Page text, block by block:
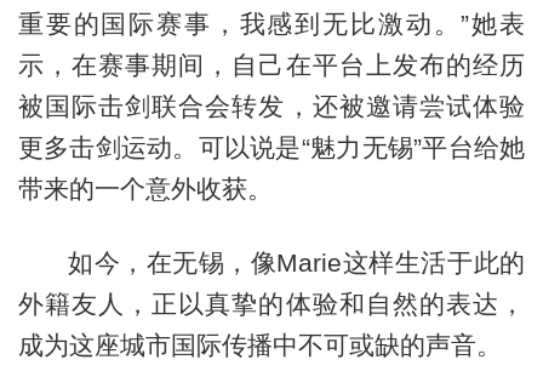
重要的国际赛事，我感到无比激动。”她表
示，在赛事期间，自己在平台上发布的经历
被国际击剑联合会转发，还被邀请尝试体验
更多击剑运动。可以说是“魅力无锡”平台给她
带来的一个意外收获。
如今，在无锡，像Marie这样生活于此的
外籍友人，正以真挚的体验和自然的表达，
成为这座城市国际传播中不可或缺的声音。